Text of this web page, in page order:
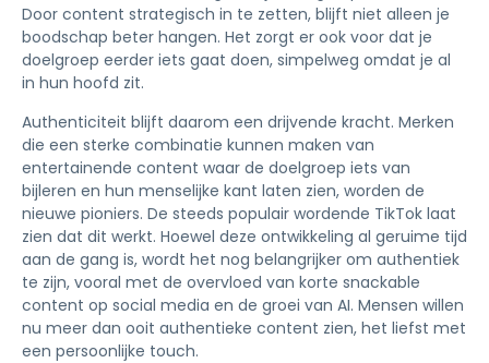
Door content strategisch in te zetten, blijft niet alleen je
boodschap beter hangen. Het zorgt er ook voor dat je
doelgroep eerder iets gaat doen, simpelweg omdat je al
in hun hoofd zit.
Authenticiteit blijft daarom een drijvende kracht. Merken
die een sterke combinatie kunnen maken van
entertainende content waar de doelgroep iets van
bijleren en hun menselijke kant laten zien, worden de
nieuwe pioniers. De steeds populair wordende TikTok laat
zien dat dit werkt. Hoewel deze ontwikkeling al geruime tijd
aan de gang is, wordt het nog belangrijker om authentiek
te zijn, vooral met de overvloed van korte snackable
content op social media en de groei van AI. Mensen willen
nu meer dan ooit authentieke content zien, het liefst met
een persoonlijke touch.